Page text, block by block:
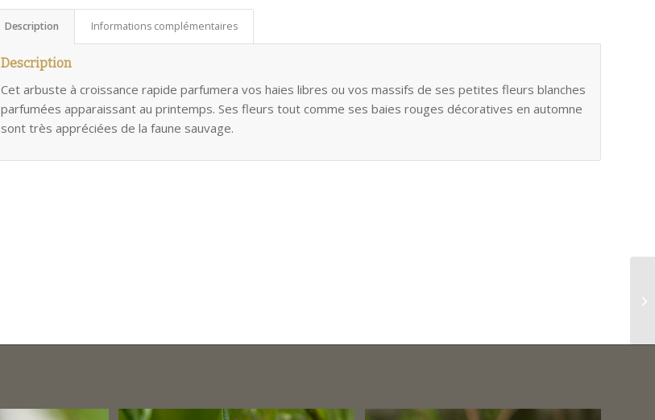
Description Informations complémentaires
Description
Cet arbuste à croissance rapide parfumera vos haies libres ou vos massifs de ses petites fleurs blanches
parfumées apparaissant au printemps. Ses fleurs tout comme ses baies rouges décoratives en automne
sont très appréciées de la faune sauvage.